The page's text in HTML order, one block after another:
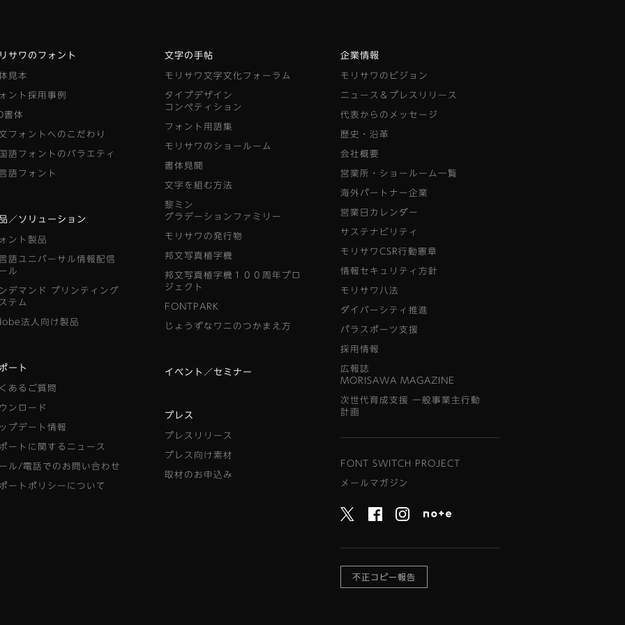
サワのフォント
見本
ント採用事例
書体
フォントへのこだわり
語フォントのバラエティ
語フォント
／ソリューション
ント製品
語ユニバーサル情報配信
ル
デマンド プリンティング
テム
法人向け製品
ート
あるご質問
ンロード
プデート情報
ートに関するニュース
ル/電話でのお問い合わせ
ートポリシーについて
文字の手帖
モリサワ文字文化フォーラム
タイプデザイン
コンペティション
フォント用語集
モリサワのショールーム
書体見聞
文字を組む方法
黎ミン
グラデーションファミリー
モリサワの発行物
邦文写真植字機
邦文写真植字機１００周年プロ
ジェクト
FONTPARK
じょうずなワニのつかまえ方
イベント／セミナー
プレス
プレスリリース
プレス向け素材
取材のお申込み
企業情報
モリサワのビジョン
ニュース＆プレスリリース
代表からのメッセージ
歴史・沿革
会社概要
営業所・ショールーム一覧
海外パートナー企業
営業日カレンダー
サステナビリティ
モリサワCSR行動憲章
情報セキュリティ方針
モリサワ八法
ダイバーシティ推進
パラスポーツ支援
採用情報
広報誌
MORISAWA MAGAZINE
次世代育成支援 一般事業主行動
計画
FONT SWITCH PROJECT
メールマガジン
不正コピー報告